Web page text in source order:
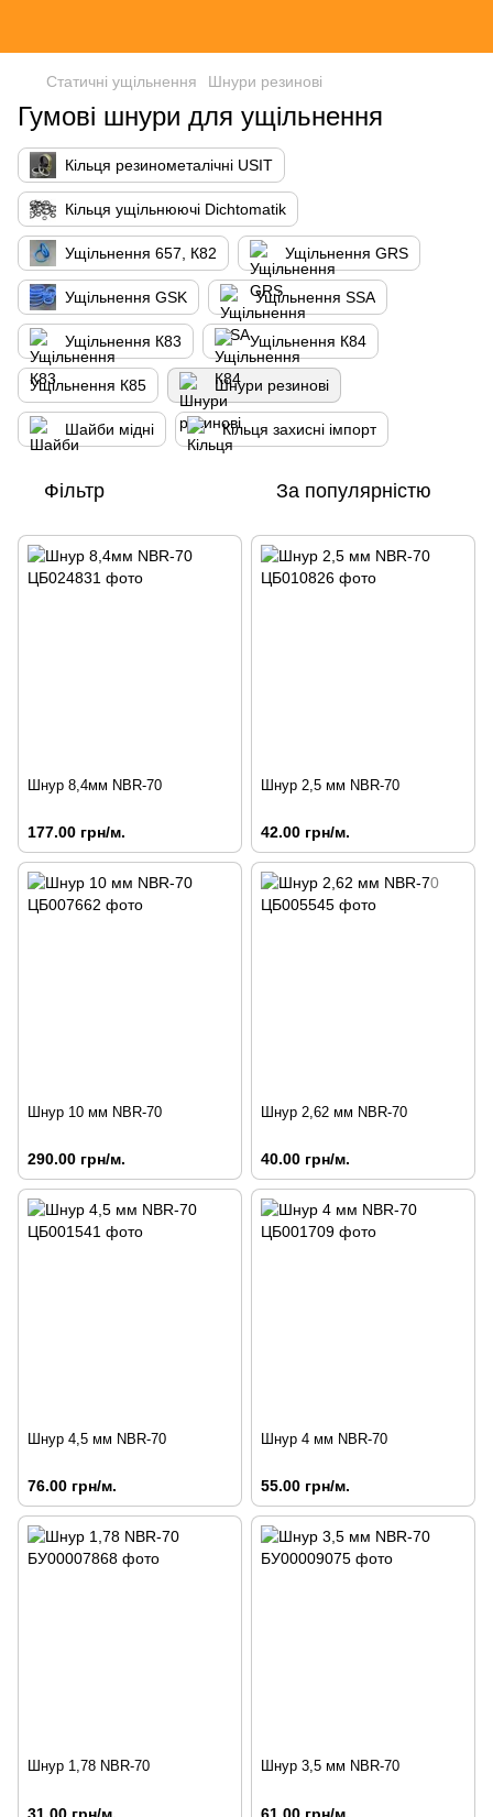
Статичні ущільнення Шнури резинові
Гумові шнури для ущільнення
Кільця резинометалічні USIT
Кільця ущільнюючі Dichtomatik
Ущільнення 657, К82 Ущільнення GRS
Ущільнення GSK Ущільнення SSA
Ущільнення К83 Ущільнення К84
Ущільнення К85 Шнури резинові
Шайби мідні Кільця захисні імпорт
Фільтр За популярністю
Шнур 8,4мм NBR-70
177.00 грн/м.
Шнур 2,5 мм NBR-70
42.00 грн/м.
Шнур 10 мм NBR-70
290.00 грн/м.
Шнур 2,62 мм NBR-70
40.00 грн/м.
Шнур 4,5 мм NBR-70
76.00 грн/м.
Шнур 4 мм NBR-70
55.00 грн/м.
Шнур 1,78 NBR-70
31.00 грн/м.
Шнур 3,5 мм NBR-70
61.00 грн/м.